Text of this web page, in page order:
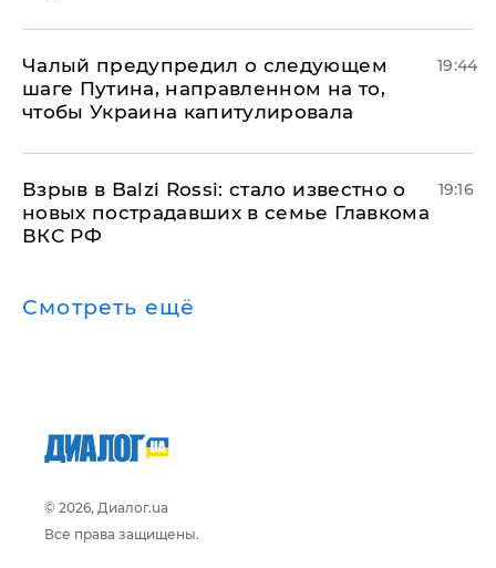
Чалый предупредил о следующем
шаге Путина, направленном на то,
чтобы Украина капитулировала
19:44
Взрыв в Balzi Rossi: стало известно о
новых пострадавших в семье Главкома
ВКС РФ
19:16
Смотреть ещё
© 2026, Диалог.ua
Все права защищены.